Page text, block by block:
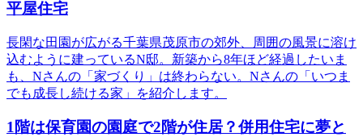
平屋住宅
長閑な田園が広がる千葉県茂原市の郊外、周囲の風景に溶け
込むように建っているN邸。新築から8年ほど経過したいま
も、Nさんの「家づくり」は終わらない。Nさんの「いつま
でも成長し続ける家」を紹介します。
1階は保育園の園庭で2階が住居？併用住宅に夢と